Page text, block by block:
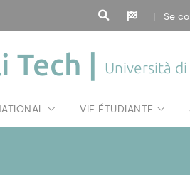
| Se
| Università di
VIE ÉTUDIANTE